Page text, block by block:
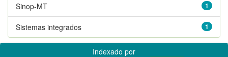
1
Sinop-MT
1
Sistemas integrados
Indexado por